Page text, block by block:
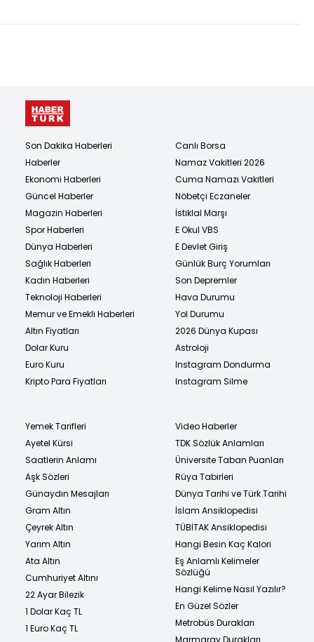
Son Dakika Haberleri
Haberler
Ekonomi Haberleri
Güncel Haberler
Magazin Haberleri
Spor Haberleri
Dünya Haberleri
Sağlık Haberleri
Kadın Haberleri
Teknoloji Haberleri
Memur ve Emekli Haberleri
Altın Fiyatları
Dolar Kuru
Euro Kuru
Kripto Para Fiyatları
Canlı Borsa
Namaz Vakitleri 2026
Cuma Namazı Vakitleri
Nöbetçi Eczaneler
İstiklal Marşı
E Okul VBS
E Devlet Giriş
Günlük Burç Yorumları
Son Depremler
Hava Durumu
Yol Durumu
2026 Dünya Kupası
Astroloji
Instagram Dondurma
Instagram Silme
Yemek Tarifleri
Ayetel Kürsi
Saatlerin Anlamı
Aşk Sözleri
Günaydın Mesajları
Gram Altın
Çeyrek Altın
Yarım Altın
Ata Altın
Cumhuriyet Altını
22 Ayar Bilezik
1 Dolar Kaç TL
1 Euro Kaç TL
Video Haberler
TDK Sözlük Anlamları
Üniversite Taban Puanları
Rüya Tabirleri
Dünya Tarihi ve Türk Tarihi
İslam Ansiklopedisi
TÜBİTAK Ansiklopedisi
Hangi Besin Kaç Kalori
Eş Anlamlı Kelimeler
Sözlüğü
Hangi Kelime Nasıl Yazılır?
En Güzel Sözler
Metrobüs Durakları
Marmaray Durakları